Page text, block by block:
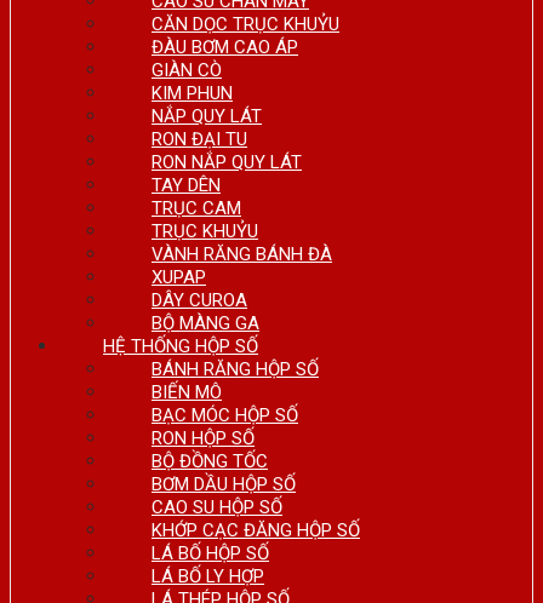
CĂN DỌC TRỤC KHUỶU
ĐÀU BƠM CAO ÁP
GIÀN CÒ
KIM PHUN
NẮP QUY LÁT
RON ĐẠI TU
RON NẮP QUY LÁT
TAY DÊN
TRỤC CAM
TRỤC KHUỶU
VÀNH RĂNG BÁNH ĐÀ
XUPAP
DÂY CUROA
BỘ MÀNG GA
HỆ THỐNG HỘP SỐ
BÁNH RĂNG HỘP SỐ
BIẾN MÔ
BẠC MÓC HỘP SỐ
RON HỘP SỐ
BỘ ĐỒNG TỐC
BƠM DẦU HỘP SỐ
CAO SU HỘP SỐ
KHỚP CẠC ĐĂNG HỘP SỐ
LÁ BỐ HỘP SỐ
LÁ BỐ LY HỢP